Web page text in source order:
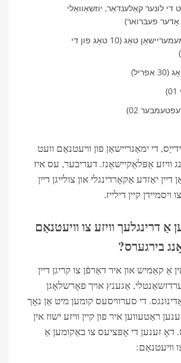
די לונער קאַלענדאַר, יוזשאַוואַלי
אָדער פעברואר)
האַנג מלכים קאַמעמעריישאַן טאָג (10 טאָג פון די
02)
די ימאַגריישאַן פון וויעטנאַם וועט
וויזע אַפּלאַקיישאַנז. דעריבער, עס איז
יאַזדע אַקאָרדינגלי און צולייגן דיין
ויסמיידן קיין דילייז.
אַ דרינגלעך וויזע צו וויעטנאַם
בירגערס?
אַ קאַמיש און איר דאַרפֿן צו קריגן דיין
ערדזשאַנטלי, אַגענץ אויך פאָרשלאָגן
די סערוויסעס קומען מיט אַן נאָך
ראַטעווען איר פון קיין וויזע ישוז אין
דאָ זענען די אָפּציעס צו באַקומען אַ
וויעטנאַם: